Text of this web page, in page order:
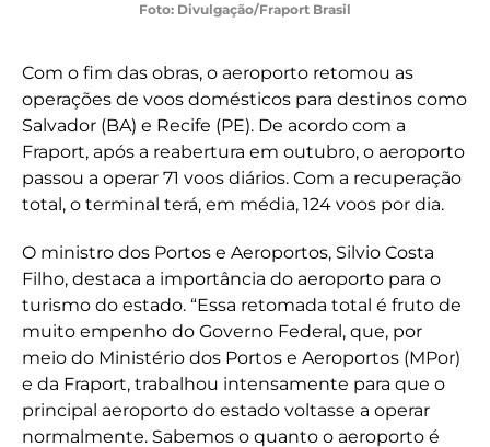
Foto: Divulgação/Fraport Brasil
Com o fim das obras, o aeroporto retomou as
operações de voos domésticos para destinos como
Salvador (BA) e Recife (PE). De acordo com a
Fraport, após a reabertura em outubro, o aeroporto
passou a operar 71 voos diários. Com a recuperação
total, o terminal terá, em média, 124 voos por dia.
O ministro dos Portos e Aeroportos, Silvio Costa
Filho, destaca a importância do aeroporto para o
turismo do estado. “Essa retomada total é fruto de
muito empenho do Governo Federal, que, por
meio do Ministério dos Portos e Aeroportos (MPor)
e da Fraport, trabalhou intensamente para que o
principal aeroporto do estado voltasse a operar
normalmente. Sabemos o quanto o aeroporto é